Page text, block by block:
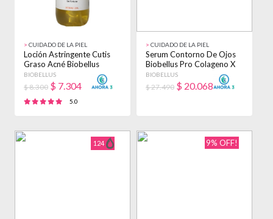
> CUIDADO DE LA PIEL
Loción Astringente Cutis
Graso Acné Biobellus
250ml Todo Tipo De Piel
Día/noche
BIOBELLUS
$ 8.300 $ 7.304
5.0
> CUIDADO DE LA PIEL
Serum Contorno De Ojos
Biobellus Pro Colageno X
15ml Normal Día/noche
BIOBELLUS
$ 27.490 $ 20.068
124 9% OFF!